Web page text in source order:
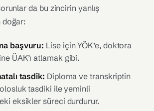
da bu zincirin yanlış
doğar:
başvuru: Lise için YÖK’e, doktora
ÜAK’ı atlamak gibi.
tasdik: Diploma ve transkriptin
tasdiki ile yeminli
eksikler süreci durdurur.